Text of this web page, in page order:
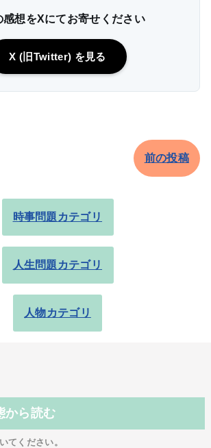
感想をXにてお寄せください
X (旧Twitter) を見る
前の投稿
時事問題カテゴリ
人生問題カテゴリ
人物カテゴリ
から読む
てください。